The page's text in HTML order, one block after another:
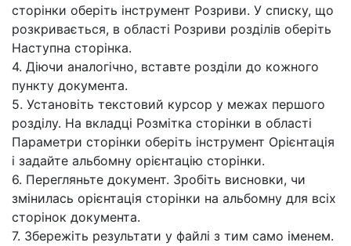
сторінки оберіть інструмент Розриви. У списку, що
розкривається, в області Розриви розділів оберіть
Наступна сторінка.
4. Діючи аналогічно, вставте розділи до кожного
пункту документа.
5. Установіть текстовий курсор у межах першого
розділу. На вкладці Розмітка сторінки в області
Параметри сторінки оберіть інструмент Орієнтація
і задайте альбомну орієнтацію сторінки.
6. Перегляньте документ. Зробіть висновки, чи
змінилась орієнтація сторінки на альбомну для всіх
сторінок документа.
7. Збережіть результати у файлі з тим само іменем.